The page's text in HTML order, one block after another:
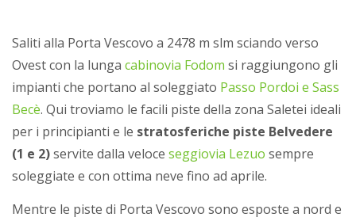
Saliti alla Porta Vescovo a 2478 m slm sciando verso
Ovest con la lunga cabinovia Fodom si raggiungono gli
impianti che portano al soleggiato Passo Pordoi e Sass
Becè. Qui troviamo le facili piste della zona Saletei ideali
per i principianti e le stratosferiche piste Belvedere
(1 e 2)servite dalla veloce seggiovia Lezuo sempre
soleggiate e con ottima neve fino ad aprile.
Mentre le piste di Porta Vescovo sono esposte a nord e